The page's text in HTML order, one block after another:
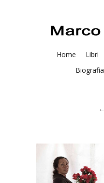
Home Libri
Biografia